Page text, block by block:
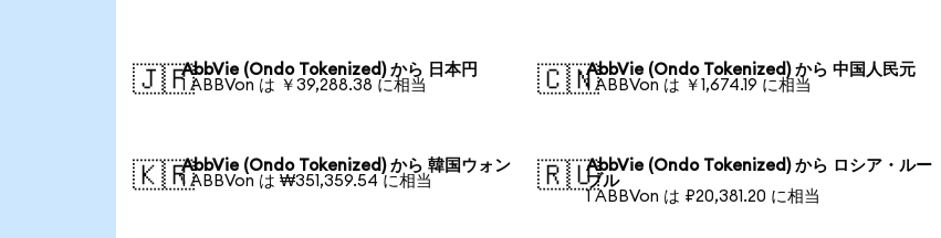
🇯🇵AbbVie (Ondo Tokenized) から 日本円
1 ABBVon は ￥39,288.38 に相当
🇨🇳AbbVie (Ondo Tokenized) から 中国人民元
1 ABBVon は ￥1,674.19 に相当
🇰🇷AbbVie (Ondo Tokenized) から 韓国ウォン
1 ABBVon は ₩351,359.54 に相当
🇷🇺AbbVie (Ondo Tokenized) から ロシア・ルー
ブル
1 ABBVon は ₽20,381.20 に相当